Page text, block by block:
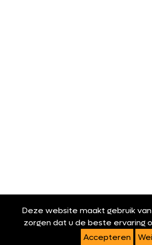
Deze website maakt gebruik
zorgen dat u de beste ervaring
Accepteren